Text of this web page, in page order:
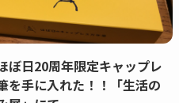
ぼ日20周年限定キャップレ
を手に入れた！！「生活の